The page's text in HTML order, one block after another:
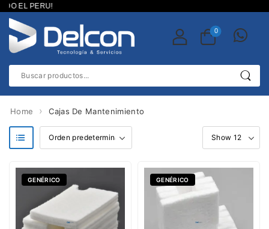
EL PERU!
0
Home › Cajas De Mantenimiento
Cleanin
GENÉRICO GENÉRICO